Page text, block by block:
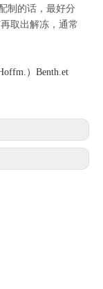
制的话 ，最好分
取出解冻，通常
）Benth.et